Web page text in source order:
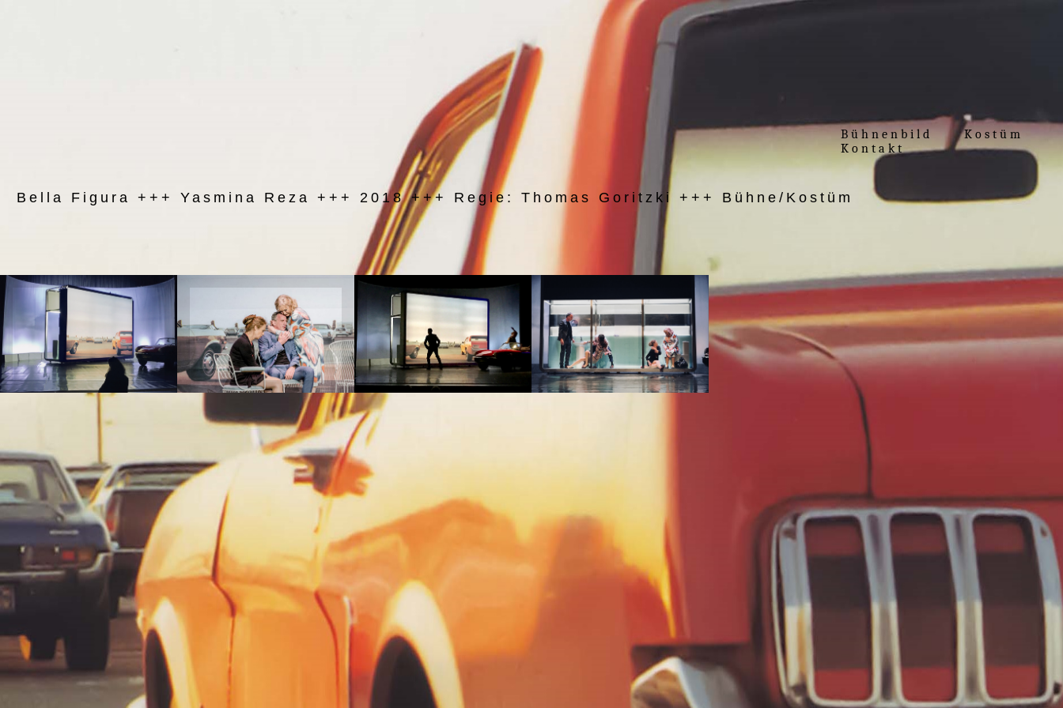
Bühnenbild
Kostüm
Kontakt
Bella Figura +++ Yasmina Reza +++ 2018 +++ Regie: Thomas Goritzki +++ Bühne/Kostüm